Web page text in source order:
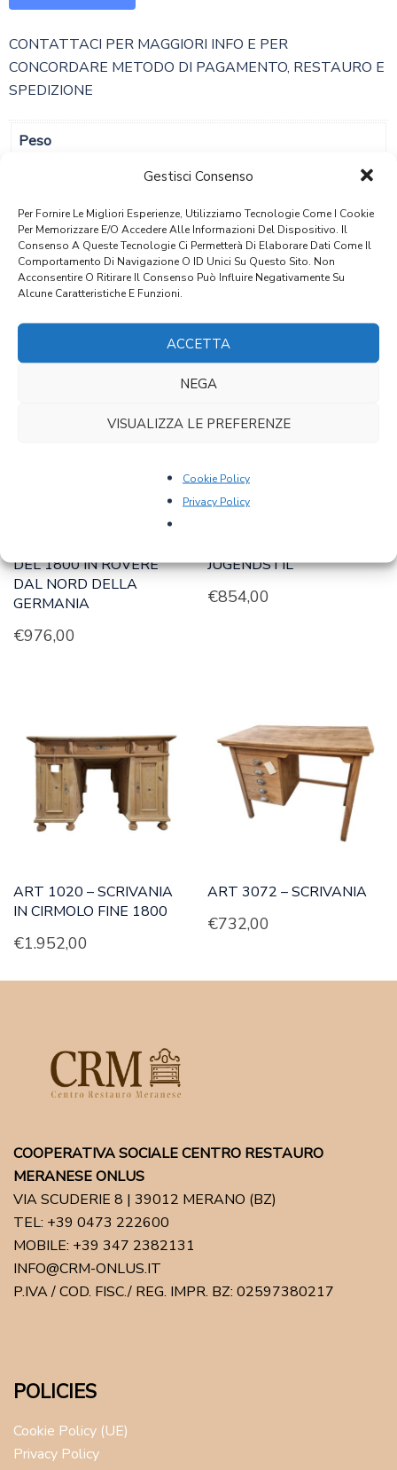
Gestisci Consenso
Per Fornire Le Migliori Esperienze, Utilizziamo Tecnologie Come I Cookie
Per Memorizzare E/o Accedere Alle Informazioni Del Dispositivo. Il
Consenso A Queste Tecnologie Ci Permetterà Di Elaborare Dati Come Il
Comportamento Di Navigazione O ID Unici Su Questo Sito. Non
Acconsentire O Ritirare Il Consenso Può Influire Negativamente Su
Alcune Caratteristiche E Funzioni.
ACCETTA
NEGA
VISUALIZZA LE PREFERENZE
Cookie Policy
Privacy Policy
CONTATTACI PER MAGGIORI INFO E PER
CONCORDARE METODO DI PAGAMENTO, RESTAURO E
SPEDIZIONE
Peso
Dimensioni
130 × 75 × 76 Cm
DEL 1800 IN ROVERE
DAL NORD DELLA
GERMANIA
€976,00
JUGENDSTIL
€854,00
ART 1020 – SCRIVANIA
IN CIRMOLO FINE 1800
€1.952,00
ART 3072 – SCRIVANIA
€732,00
COOPERATIVA SOCIALE CENTRO RESTAURO
MERANESE ONLUS
VIA SCUDERIE 8 | 39012 MERANO (BZ)
TEL: +39 0473 222600
MOBILE: +39 347 2382131
INFO@CRM-ONLUS.IT
P.IVA / COD. FISC./ REG. IMPR. BZ: 02597380217
POLICIES
Cookie Policy (UE)
Privacy Policy